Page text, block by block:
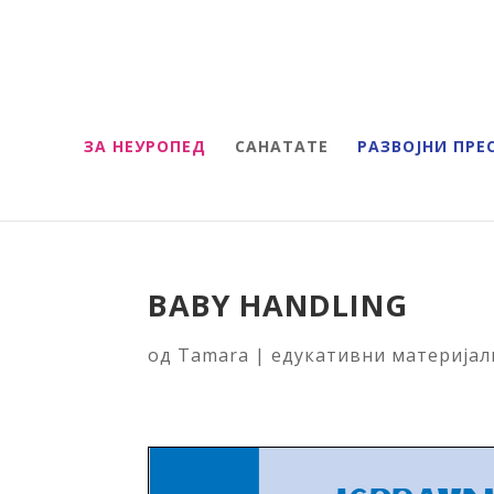
ЗА НЕУРОПЕД САНАТАТЕ РАЗВОЈНИ
BАBY HANDLING
од Tamara |едукативни